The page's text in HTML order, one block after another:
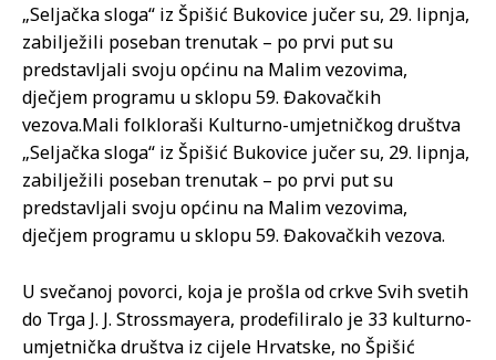
„Seljačka sloga“ iz Špišić Bukovice jučer su, 29. lipnja,
zabilježili poseban trenutak – po prvi put su
predstavljali svoju općinu na Malim vezovima,
dječjem programu u sklopu 59. Đakovačkih
vezova.Mali folkloraši Kulturno-umjetničkog društva
„Seljačka sloga“ iz Špišić Bukovice jučer su, 29. lipnja,
zabilježili poseban trenutak – po prvi put su
predstavljali svoju općinu na Malim vezovima,
dječjem programu u sklopu 59. Đakovačkih vezova.
U svečanoj povorci, koja je prošla od crkve Svih svetih
do Trga J. J. Strossmayera, prodefiliralo je 33 kulturno-
umjetnička društva iz cijele Hrvatske, no Špišić